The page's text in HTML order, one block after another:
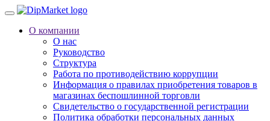
О компании
О нас
Руководство
Структура
Работа по противодействию коррупции
Информация о правилах приобретения товаров в
магазинах беспошлинной торговли
Свидетельство о государственной регистрации
Политика обработки персональных данных